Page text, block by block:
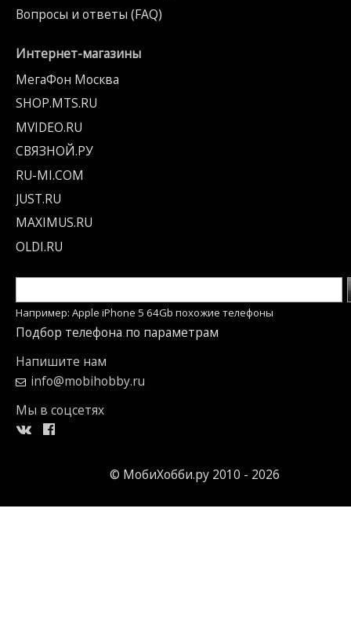
Вопросы и ответы (FAQ)
Интернет-магазины
МегаФон Москва
SHOP.MTS.RU
MVIDEO.RU
СВЯЗНОЙ.РУ
RU-MI.COM
JUST.RU
MAXIMUS.RU
OLDI.RU
Например: Apple iPhone 5 64Gb похожие телефоны
Подбор телефона по параметрам
Напишите нам
info@mobihobby.ru
Мы в соцсетях
© МобиХобби.ру 2010 - 2026